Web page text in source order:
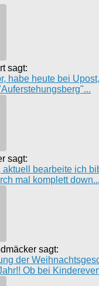
sagt:
habe heute bei
sagt:
aktuell bearbeite ich
mal komplett down...
sagt:
der
Ob bei